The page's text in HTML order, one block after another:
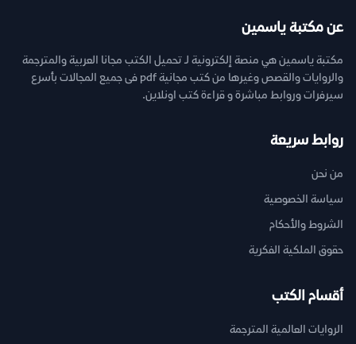
عن مكتبة ياسمين
مكتبة ياسمين هي منصة إلكترونية لـ تحميل الكتب مجانا العربية والمترجمة
والروايات والقصص وغيرها من كتب مجانية pdf فى جميع المجالات بأسرع
سيرفرات وروابط مباشرة و قراءة كتب اونلاين.
روابط سريعة
من نحن
سياسة الخصوصية
الشروط والأحكام
حقوق الملكية الفكرية
أقسام الكتب
الروايات العالمية المترجمة